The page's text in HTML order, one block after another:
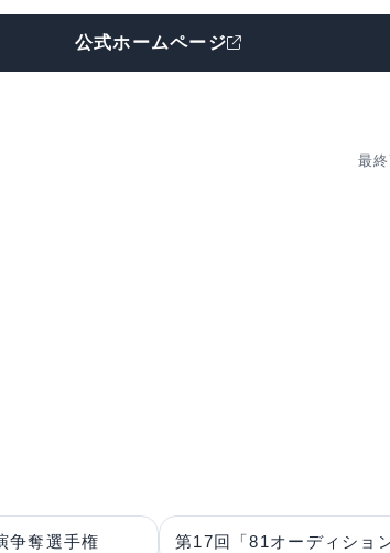
公式ホームページ
最
争奪選手権 第17回「81オーディション